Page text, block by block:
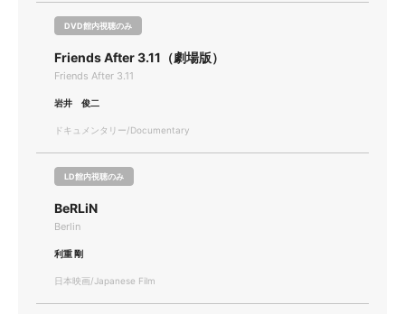
DVD館内視聴のみ
Friends After 3.11（劇場版）
Friends After 3.11
岩井 俊二
ドキュメンタリー/Documentary
LD館内視聴のみ
BeRLiN
Berlin
利重 剛
日本映画/Japanese Film